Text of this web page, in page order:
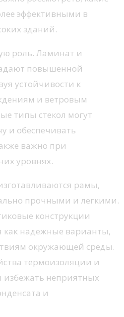
эффективными в
зданий.
роль. Ламинат и
повышенной
устойчивости к
и ветровым
типы стекол могут
и обеспечивать
важно при
уровнях.
рамы,
прочными и легкими.
конструкции
как надежные варианты,
окружающей среды.
термоизоляции и
избежать неприятных
и